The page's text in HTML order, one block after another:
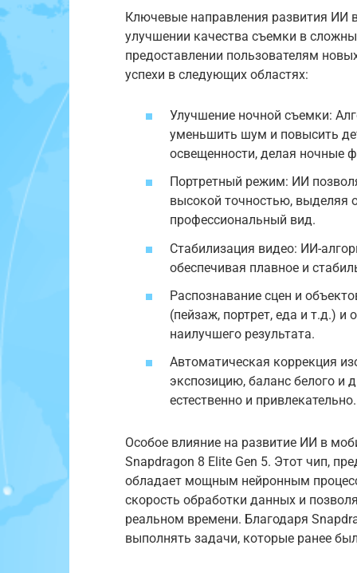
Ключевые направления развития ИИ
улучшении качества съемки в
предоставлении пользователям
успехи в следующих областях:
Улучшение ночной съемки:
уменьшить шум и повысить
освещенности, делая ночные
Портретный режим: ИИ
высокой точностью, выделяя
профессиональный вид.
Стабилизация видео: ИИ-
обеспечивая плавное и
Распознавание сцен и
(пейзаж, портрет, еда и т.д.)
наилучшего результата.
Автоматическая коррекция
экспозицию, баланс белого и
естественно и привлекательно.
Особое влияние на развитие ИИ в
Snapdragon 8 Elite Gen 5. Этот чип,
обладает мощным нейронным
скорость обработки данных и
реальном времени. Благодаря
выполнять задачи, которые ранее